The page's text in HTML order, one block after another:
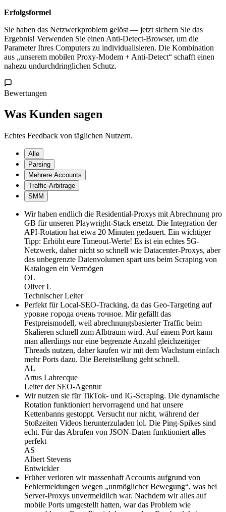
Erfolgsformel
Sie haben das Netzwerkproblem gelöst — jetzt sichern Sie das
Ergebnis! Verwenden Sie einen Anti-Detect-Browser, um die
Parameter Ihres Computers zu individualisieren. Die Kombination
aus „unserem mobilen Proxy-Modem + Anti-Detect“ schafft einen
nahezu undurchdringlichen Schutz.
Bewertungen
Was Kunden sagen
Echtes Feedback von täglichen Nutzern.
Alle
Parsing
Mehrere Accounts
Traffic-Arbitrage
SMM
Wir haben endlich die Residential-Proxys mit Abrechnung pro
GB für unseren Playwright-Stack ersetzt. Die Integration der
API-Rotation hat etwa 20 Minuten gedauert. Ein wichtiger
Tipp: Erhöht eure Timeout-Werte! Es ist ein echtes 5G-
Netzwerk, daher nicht so schnell wie Datacenter-Proxys, aber
das unbegrenzte Datenvolumen spart uns beim Scraping von
Katalogen ein Vermögen
OL
Oliver L
Technischer Leiter
Perfekt für Local-SEO-Tracking, da das Geo-Targeting auf
уровне города очень точное. Mir gefällt das
Festpreismodell, weil abrechnungsbasierter Traffic beim
Skalieren schnell zum Albtraum wird. Auf einem Port kann
man allerdings nur eine begrenzte Anzahl gleichzeitiger
Threads nutzen, daher kaufen wir mit dem Wachstum einfach
mehr Ports dazu. Die Bereitstellung geht schnell.
AL
Artus Labrecque
Leiter der SEO-Agentur
Wir nutzen sie für TikTok- und IG-Scraping. Die dynamische
Rotation funktioniert hervorragend und hat unsere
Kettenbanns gestoppt. Versucht nur nicht, während der
Stoßzeiten Videos herunterzuladen lol. Die Ping-Spikes sind
echt. Für das Abrufen von JSON-Daten funktioniert alles
perfekt
AS
Albert Stevens
Entwickler
Früher verloren wir massenhaft Accounts aufgrund von
Fehlermeldungen wegen „unmöglicher Bewegung“, was bei
Server-Proxys unvermeidlich war. Nachdem wir alles auf
mobile Ports umgestellt hatten, war das Problem wie